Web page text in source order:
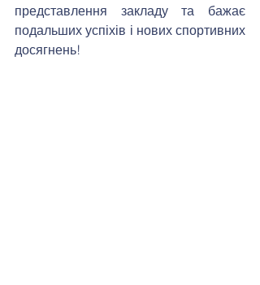
представлення закладу та бажає
подальших успіхів і нових спортивних
досягнень!